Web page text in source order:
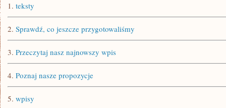
1. teksty
2. Sprawdź, co jeszcze przygotowaliśmy
3. Przeczytaj nasz najnowszy wpis
4. Poznaj nasze propozycje
5. wpisy